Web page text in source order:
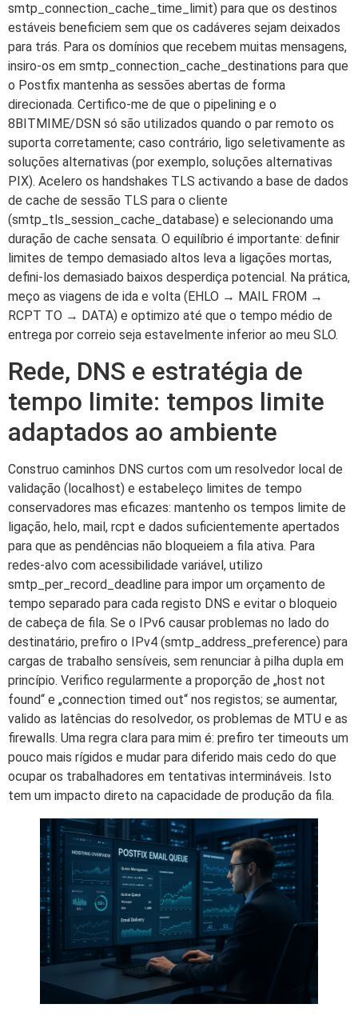
smtp_connection_cache_time_limit) para que os destinos
estáveis beneficiem sem que os cadáveres sejam deixados
para trás. Para os domínios que recebem muitas mensagens,
insiro-os em smtp_connection_cache_destinations para que
o Postfix mantenha as sessões abertas de forma
direcionada. Certifico-me de que o pipelining e o
8BITMIME/DSN só são utilizados quando o par remoto os
suporta corretamente; caso contrário, ligo seletivamente as
soluções alternativas (por exemplo, soluções alternativas
PIX). Acelero os handshakes TLS activando a base de dados
de cache de sessão TLS para o cliente
(smtp_tls_session_cache_database) e selecionando uma
duração de cache sensata. O equilíbrio é importante: definir
limites de tempo demasiado altos leva a ligações mortas,
defini-los demasiado baixos desperdiça potencial. Na prática,
meço as viagens de ida e volta (EHLO → MAIL FROM →
RCPT TO → DATA) e optimizo até que o tempo médio de
entrega por correio seja estavelmente inferior ao meu SLO.
Rede, DNS e estratégia de
tempo limite: tempos limite
adaptados ao ambiente
Construo caminhos DNS curtos com um resolvedor local de
validação (localhost) e estabeleço limites de tempo
conservadores mas eficazes: mantenho os tempos limite de
ligação, helo, mail, rcpt e dados suficientemente apertados
para que as pendências não bloqueiem a fila ativa. Para
redes-alvo com acessibilidade variável, utilizo
smtp_per_record_deadline para impor um orçamento de
tempo separado para cada registo DNS e evitar o bloqueio
de cabeça de fila. Se o IPv6 causar problemas no lado do
destinatário, prefiro o IPv4 (smtp_address_preference) para
cargas de trabalho sensíveis, sem renunciar à pilha dupla em
princípio. Verifico regularmente a proporção de „host not
found“ e „connection timed out“ nos registos; se aumentar,
valido as latências do resolvedor, os problemas de MTU e as
firewalls. Uma regra clara para mim é: prefiro ter timeouts um
pouco mais rígidos e mudar para diferido mais cedo do que
ocupar os trabalhadores em tentativas intermináveis. Isto
tem um impacto direto na capacidade de produção da fila.